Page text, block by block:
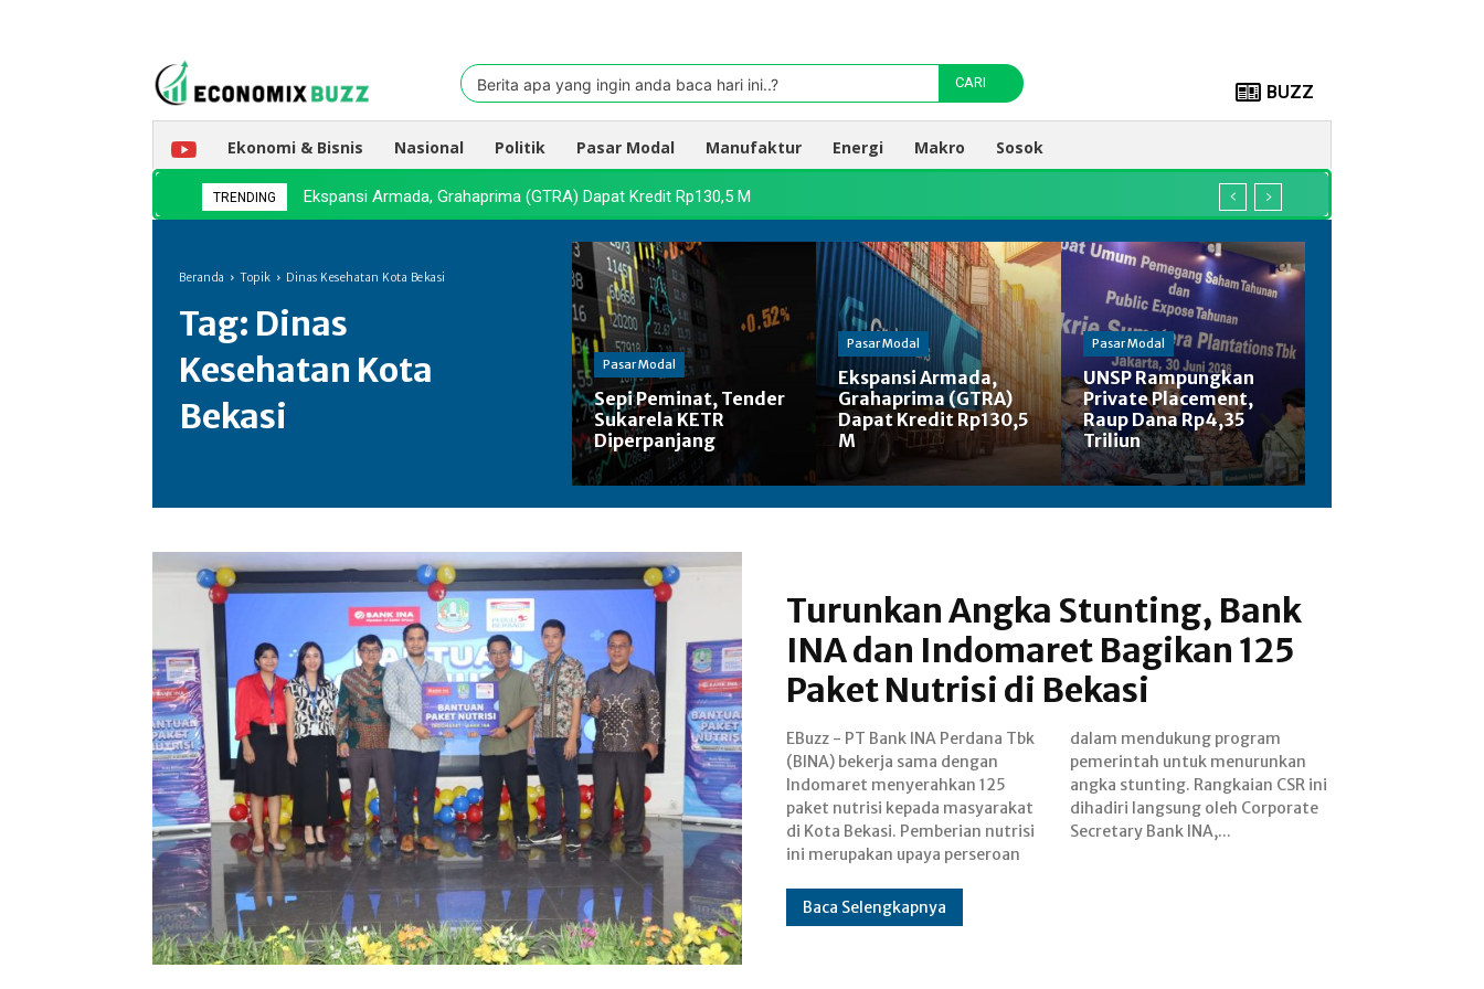
Pasaroleh TradingView
Berita apa yang ingin anda baca hari ini..? CARI BUZZ
Ekonomi & Bisnis Nasional Politik Pasar Modal Manufaktur Energi Makro Sosok
TRENDING Ekspansi Armada, Grahaprima (GTRA) Dapat Kredit Rp130,5 M
Beranda Topik Dinas Kesehatan Kota Bekasi
Tag: Dinas
Kesehatan Kota
Bekasi
Pasar Modal
Sepi Peminat, Tender
Sukarela KETR
Diperpanjang
Pasar Modal
Ekspansi Armada,
Grahaprima (GTRA)
Dapat Kredit Rp130,5
M
Pasar Modal
UNSP Rampungkan
Private Placement,
Raup Dana Rp4,35
Triliun
Turunkan Angka Stunting, Bank
INA dan Indomaret Bagikan 125
Paket Nutrisi di Bekasi
EBuzz - PT Bank INA Perdana Tbk
(BINA) bekerja sama dengan
Indomaret menyerahkan 125
paket nutrisi kepada masyarakat
di Kota Bekasi. Pemberian nutrisi
ini merupakan upaya perseroan
dalam mendukung program
pemerintah untuk menurunkan
angka stunting. Rangkaian CSR ini
dihadiri langsung oleh Corporate
Secretary Bank INA,...
Baca Selengkapnya